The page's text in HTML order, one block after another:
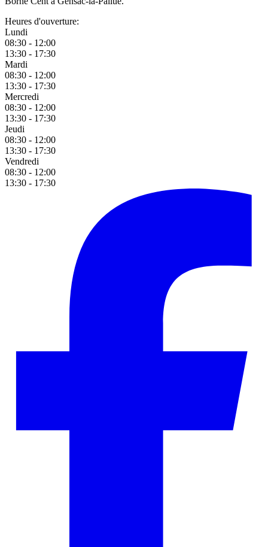
Heures d'ouverture:
Lundi
08:30 - 12:00
13:30 - 17:30
Mardi
08:30 - 12:00
13:30 - 17:30
Mercredi
08:30 - 12:00
13:30 - 17:30
Jeudi
08:30 - 12:00
13:30 - 17:30
Vendredi
08:30 - 12:00
13:30 - 17:30